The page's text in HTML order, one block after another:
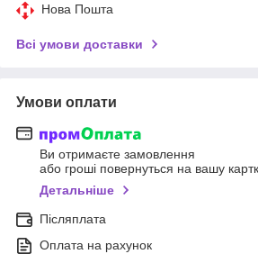
Нова Пошта
Всі умови доставки
Умови оплати
Ви отримаєте замовлення
або гроші повернуться на вашу
Детальніше
Післяплата
Оплата на рахунок